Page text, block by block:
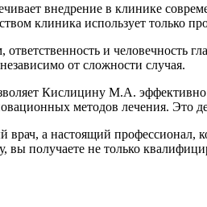
внедрение в клинике
клиника использует только
и человечность
от сложности случая.
Кислицину М.А.
методов лечения. Это
а настоящий профессионал,
вы получаете не только